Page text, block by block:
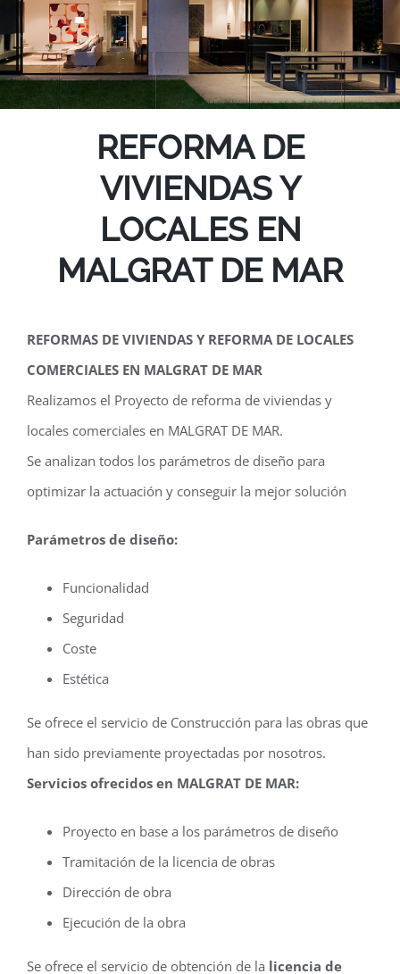
REFORMA DE
VIVIENDAS Y
LOCALES EN
MALGRAT DE MAR
REFORMAS DE VIVIENDAS Y REFORMA DE LOCALES
COMERCIALES EN MALGRAT DE MAR
Realizamos el Proyecto de reforma de viviendas y
locales comerciales en MALGRAT DE MAR.
Se analizan todos los parámetros de diseño para
optimizar la actuación y conseguir la mejor solución
Parámetros de diseño:
Funcionalidad
Seguridad
Coste
Estética
Se ofrece el servicio de Construcción para las obras que
han sido previamente proyectadas por nosotros.
Servicios ofrecidos en MALGRAT DE MAR:
Proyecto en base a los parámetros de diseño
Tramitación de la licencia de obras
Dirección de obra
Ejecución de la obra
Se ofrece el servicio de obtención de la licencia de